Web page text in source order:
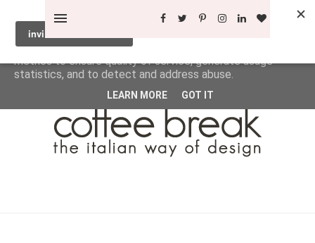
This site uses cookies from Google to deliver its services
and to analyze traffic. Your IP address and user-agent are
shared with Google along with performance and security
metrics to ensure quality of service, generate usage
statistics, and to detect and address abuse.
LEARN MORE GOT IT